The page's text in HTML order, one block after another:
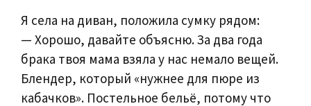
Я села на диван, положила сумку рядом:
— Хорошо, давайте объясню. За два года
брака твоя мама взяла у нас немало вещей.
Блендер, который «нужнее для пюре из
кабачков». Постельное бельё, потому что